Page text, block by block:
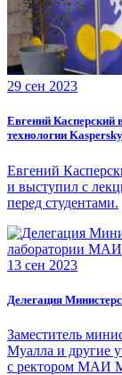
29 сен 2023
Евгений Касперский
технологии
Евгений
и выступил с
перед студентами.
13 сен 2023
Делегация
Заместитель
Муалла и другие
с ректором МАИ